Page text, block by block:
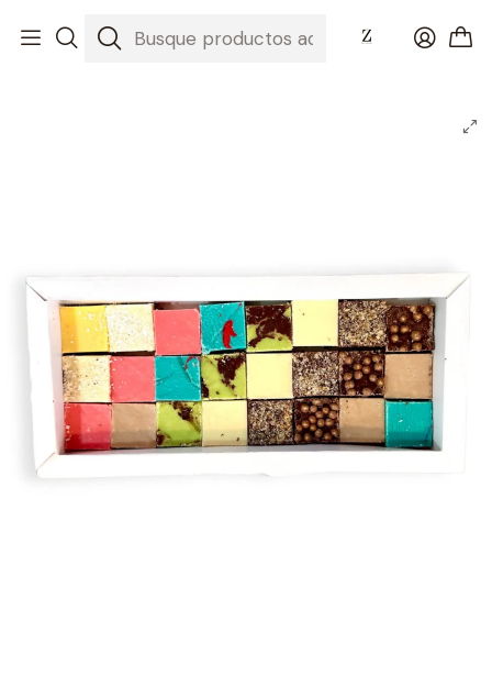
Inicio Nuestros Chocolates
Chocolates Artesanales
Caja de 24 Chocolates Artesanales Surtidos